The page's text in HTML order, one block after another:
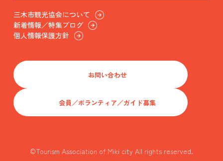
三木市観光協会について
新着情報／特集ブログ
個人情報保護方針
お問い合わせ
会員／ボランティア／ガイド募集
©Tourism Association of Miki city All rights reserved.